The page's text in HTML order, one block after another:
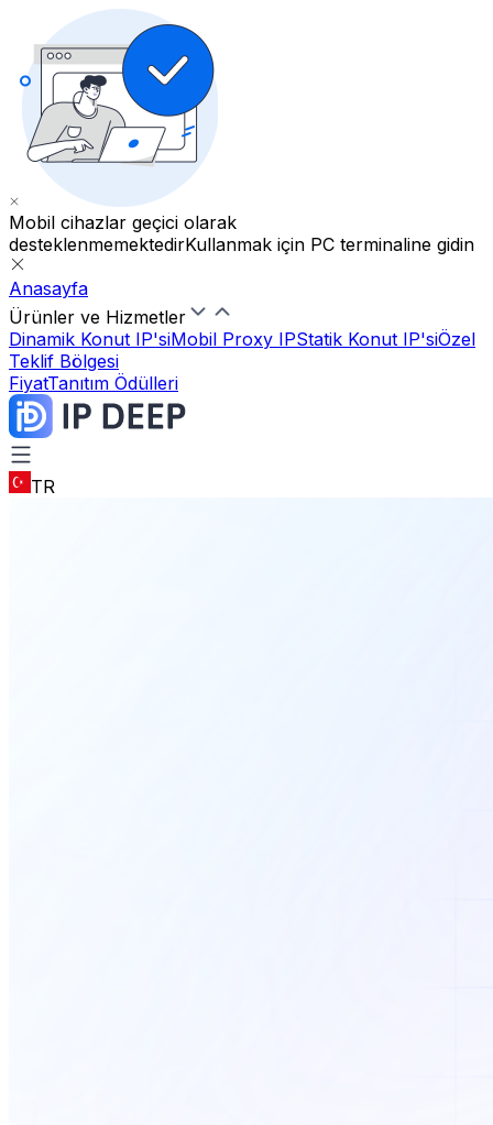
Mobil cihazlar geçici olarak
desteklenmemektedirKullanmak için PC terminaline gidin
Anasayfa
Ürünler ve Hizmetler
Dinamik Konut IP'siMobil Proxy IPStatik Konut IP'siÖzel
Teklif Bölgesi
FiyatTanıtım Ödülleri
TR